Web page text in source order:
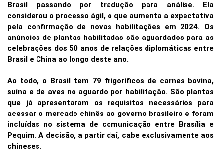
Brasil passando por tradução para análise. Ela
considerou o processo ágil, o que aumenta a expectativa
pela confirmação de novas habilitações em 2024. Os
anúncios de plantas habilitadas são aguardados para as
celebrações dos 50 anos de relações diplomáticas entre
Brasil e China ao longo deste ano.
Ao todo, o Brasil tem 79 frigoríficos de carnes bovina,
suína e de aves no aguardo por habilitação. São plantas
que já apresentaram os requisitos necessários para
acessar o mercado chinês ao governo brasileiro e foram
incluídas no sistema de comunicação entre Brasília e
Pequim. A decisão, a partir daí, cabe exclusivamente aos
chineses.